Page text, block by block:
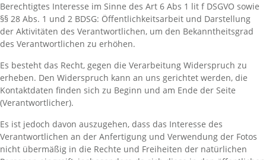
Berechtigtes Interesse im Sinne des Art 6 Abs 1 lit f DSGVO sowie
§§ 28 Abs. 1 und 2 BDSG: Öffentlichkeitsarbeit und Darstellung
der Aktivitäten des Verantwortlichen, um den Bekanntheitsgrad
des Verantwortlichen zu erhöhen.
Es besteht das Recht, gegen die Verarbeitung Widerspruch zu
erheben. Den Widerspruch kann an uns gerichtet werden, die
Kontaktdaten finden sich zu Beginn und am Ende der Seite
(Verantwortlicher).
Es ist jedoch davon auszugehen, dass das Interesse des
Verantwortlichen an der Anfertigung und Verwendung der Fotos
nicht übermäßig in die Rechte und Freiheiten der natürlichen